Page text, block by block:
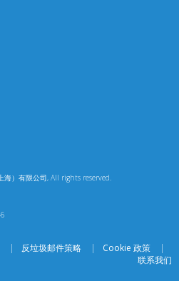
）有限公司, All rights reserved.
| 反垃圾邮件策略 | Cookie 政策
|
联系我们